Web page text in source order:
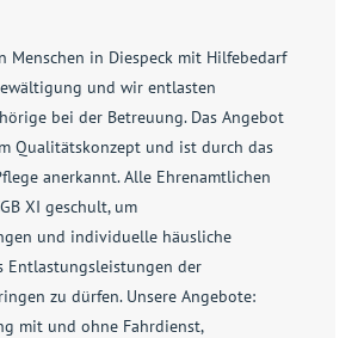
Menschen in Diespeck mit Hilfebedarf
und wir entlasten
bei der Betreuung. Das Angebot
Qualitätskonzept und ist durch das
anerkannt. Alle Ehrenamtlichen
XI geschult, um
und individuelle häusliche
Entlastungsleistungen der
zu dürfen. Unsere Angebote:
mit und ohne Fahrdienst,